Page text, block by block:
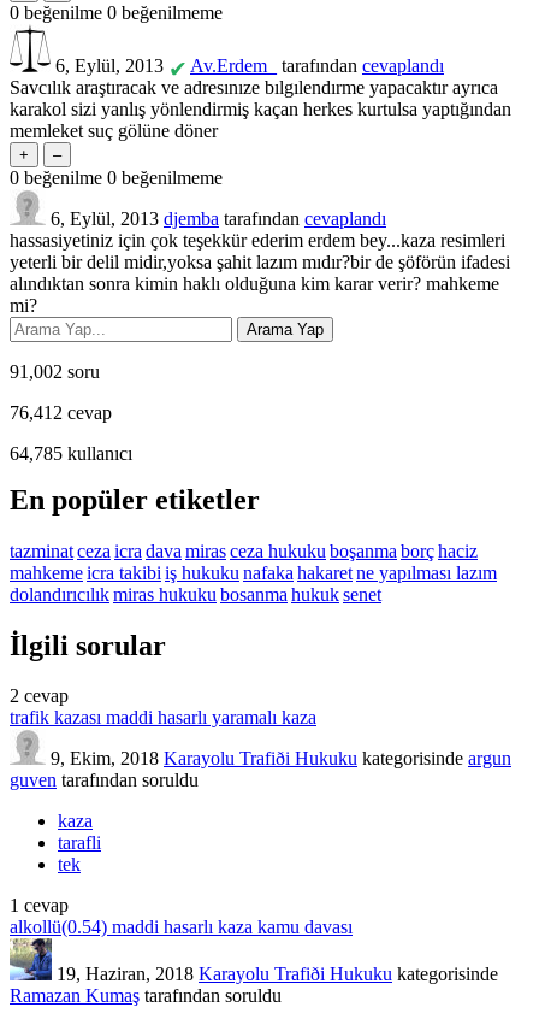
0 beğenilme 0 beğenilmeme
6, Eylül, 2013 ✔ Av.Erdem_ tarafından cevaplandı
Savcılık araştıracak ve adresınıze bılgılendırme yapacaktır ayrıca
karakol sizi yanlış yönlendirmiş kaçan herkes kurtulsa yaptığından
memleket suç gölüne döner
0 beğenilme 0 beğenilmeme
6, Eylül, 2013 djemba tarafından cevaplandı
hassasiyetiniz için çok teşekkür ederim erdem bey...kaza resimleri
yeterli bir delil midir,yoksa şahit lazım mıdır?bir de şöförün ifadesi
alındıktan sonra kimin haklı olduğuna kim karar verir? mahkeme
mi?
91,002 soru
76,412 cevap
64,785 kullanıcı
En popüler etiketler
tazminatceza icra dava mirasceza hukuku boşanma borçhaciz
mahkemeicra takibi iş hukuku nafaka hakaretne yapılması lazım
dolandırıcılıkmiras hukuku bosanma hukuksenet
İlgili sorular
2 cevap
trafik kazası maddi hasarlı yaramalı kaza
9, Ekim, 2018 Karayolu Trafiði Hukuku kategorisinde argun
guven tarafından soruldu
kaza
tarafli
tek
1 cevap
alkollü(0.54) maddi hasarlı kaza kamu davası
19, Haziran, 2018 Karayolu Trafiði Hukuku kategorisinde
Ramazan Kumaş tarafından soruldu